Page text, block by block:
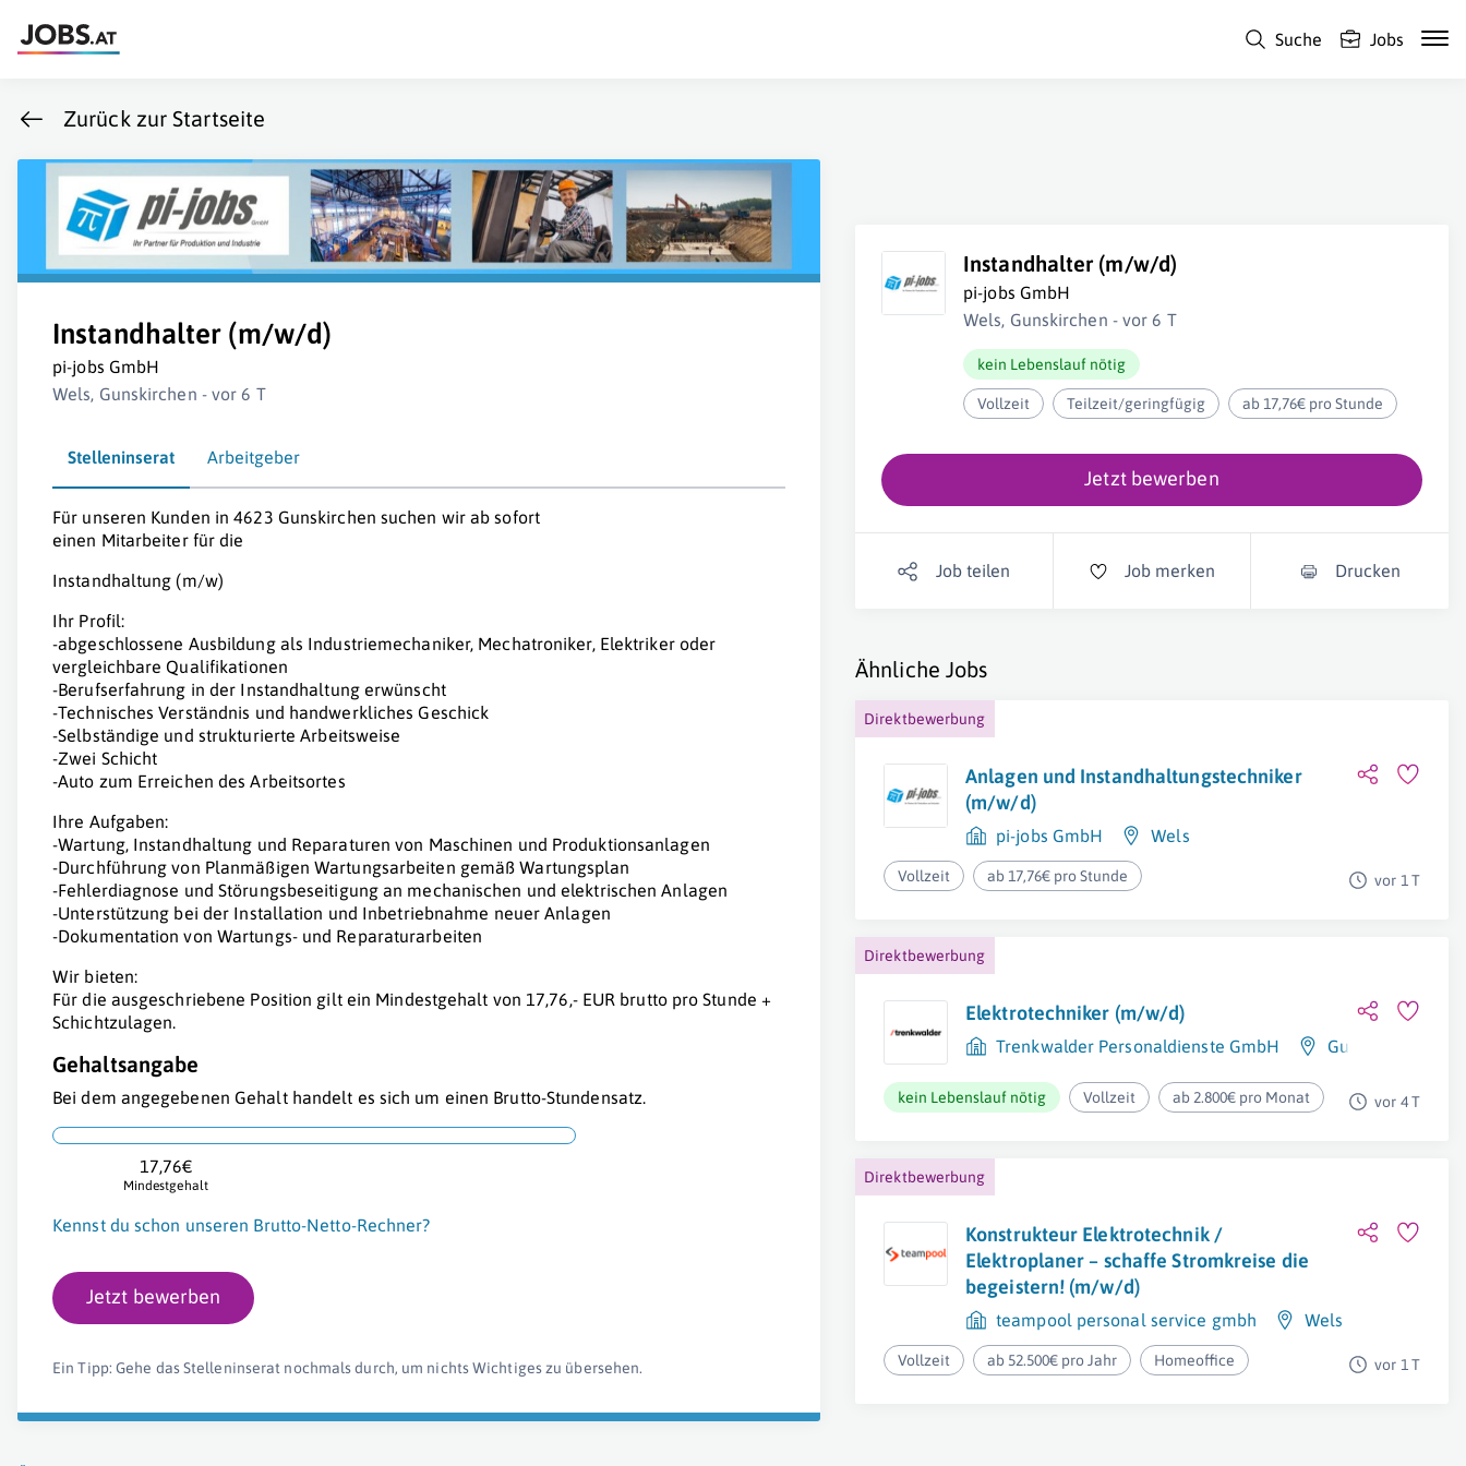
Suche Jobs
Zurück zur Startseite
Instandhalter (m/w/d)
pi-jobs GmbH
Wels, Gunskirchen - vor 6 T
Stelleninserat Arbeitgeber
Für unseren Kunden in 4623 Gunskirchen suchen wir ab sofort
einen Mitarbeiter für die
Instandhaltung (m/w)
Ihr Profil:
-abgeschlossene Ausbildung als Industriemechaniker, Mechatroniker, Elektriker oder
vergleichbare Qualifikationen
-Berufserfahrung in der Instandhaltung erwünscht
-Technisches Verständnis und handwerkliches Geschick
-Selbständige und strukturierte Arbeitsweise
-Zwei Schicht
-Auto zum Erreichen des Arbeitsortes
Ihre Aufgaben:
-Wartung, Instandhaltung und Reparaturen von Maschinen und Produktionsanlagen
-Durchführung von Planmäßigen Wartungsarbeiten gemäß Wartungsplan
-Fehlerdiagnose und Störungsbeseitigung an mechanischen und elektrischen Anlagen
-Unterstützung bei der Installation und Inbetriebnahme neuer Anlagen
-Dokumentation von Wartungs- und Reparaturarbeiten
Wir bieten:
Für die ausgeschriebene Position gilt ein Mindestgehalt von 17,76,- EUR brutto pro Stunde +
Schichtzulagen.
Gehaltsangabe
Bei dem angegebenen Gehalt handelt es sich um einen Brutto-Stundensatz.
17,76€
Mindestgehalt
Kennst du schon unseren Brutto-Netto-Rechner?
Jetzt bewerben
Ein Tipp: Gehe das Stelleninserat nochmals durch, um nichts Wichtiges zu übersehen.
Instandhalter (m/w/d)
pi-jobs GmbH
Wels, Gunskirchen - vor 6 T
kein Lebenslauf nötig
Vollzeit Teilzeit/geringfügig ab 17,76€ pro Stunde
Jetzt bewerben
Job teilen Job merken Drucken
Ähnliche Jobs
Direktbewerbung
Anlagen und Instandhaltungstechniker
(m/w/d)
pi-jobs GmbH Wels
Vollzeit ab 17,76€ pro Stunde vor 1 T
Direktbewerbung
Elektrotechniker (m/w/d)
Trenkwalder Personaldienste GmbH Gunskirchen
kein Lebenslauf nötig Vollzeit ab 2.800€ pro Monat vor 4 T
Direktbewerbung
Konstrukteur Elektrotechnik /
Elektroplaner – schaffe Stromkreise die
begeistern! (m/w/d)
teampool personal service gmbh Wels
Vollzeit ab 52.500€ pro Jahr Homeoffice vor 1 T